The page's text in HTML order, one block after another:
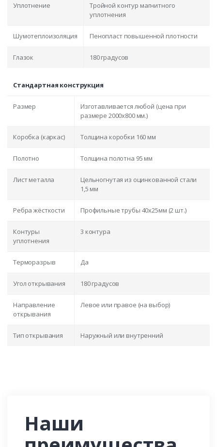
Уплотнение
Тройной контур магнитного
уплотнения
Шумотеплоизоляция Пенопласт повышенной плотности
Глазок 180 градусов
Стандартная конструкция
Размер
Изготавливается любой (цена при
размере 2000x800 мм.)
Коробка (каркас) Толщина коробки 160 мм
Полотно Толщина полотна 95 мм
Лист металла
Цельногнутая из оцинкованной стали
1,5 мм
Ребра жёсткости Профильные трубы 40х25мм (2 шт.)
Контуры
уплотнения
3 контура
Терморазрыв Да
Угол открывания 180 градусов
Направление
открывания
Левое или правое (на выбор)
Тип открывания Наружный или внутренний
Наши